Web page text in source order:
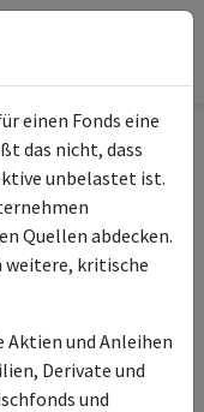
Mexico
ETF USD
einen Fonds eine
das nicht, dass
unbelastet ist.
Quellen abdecken.
weitere, kritische
Aktien und Anleihen
Derivate und
und